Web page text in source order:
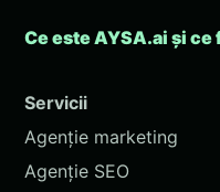
Ce este AYSA.ai și ce
Servicii
Agenție marketing
Agenție SEO